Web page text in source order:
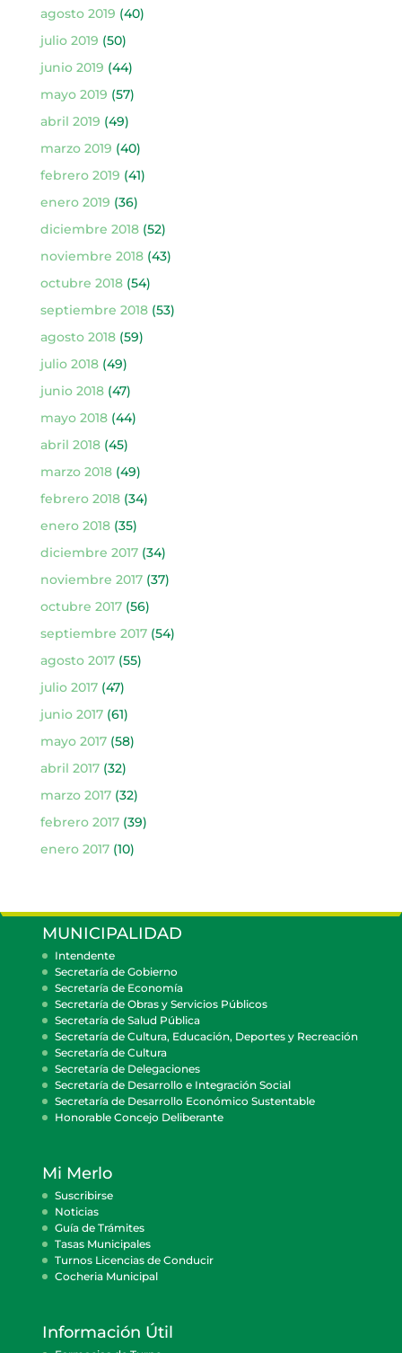
agosto 2019 (40)
julio 2019 (50)
junio 2019 (44)
mayo 2019 (57)
abril 2019 (49)
marzo 2019 (40)
febrero 2019 (41)
enero 2019 (36)
diciembre 2018(52)
noviembre 2018(43)
octubre 2018(54)
septiembre 2018(53)
agosto 2018(59)
julio 2018(49)
junio 2018(47)
mayo 2018(44)
abril 2018(45)
marzo 2018(49)
febrero 2018(34)
enero 2018(35)
diciembre 2017(34)
noviembre 2017(37)
octubre 2017(56)
septiembre 2017(54)
agosto 2017(55)
julio 2017(47)
junio 2017(61)
mayo 2017(58)
abril 2017(32)
marzo 2017(32)
febrero 2017(39)
enero 2017(10)
MUNICIPALIDAD
Intendente
Secretaría de Gobierno
Secretaría de Economía
Secretaría de Obras y Servicios Públicos
Secretaría de Salud Pública
Secretaría de Cultura, Educación, Deportes y Recreación
Secretaría de Cultura
Secretaría de Delegaciones
Secretaría de Desarrollo e Integración Social
Secretaría de Desarrollo Económico Sustentable
Honorable Concejo Deliberante
Mi Merlo
Suscribirse
Noticias
Guía de Trámites
Tasas Municipales
Turnos Licencias de Conducir
Cocheria Municipal
Información Útil